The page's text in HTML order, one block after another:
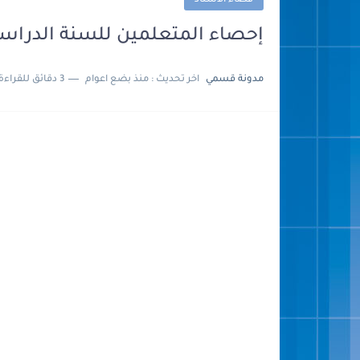
إحصاء المتعلمين للسنة الدراسية 2024
مدونة قسمي اخر تحديث : منذ بضع اعوام 3 دقائق للقراءة